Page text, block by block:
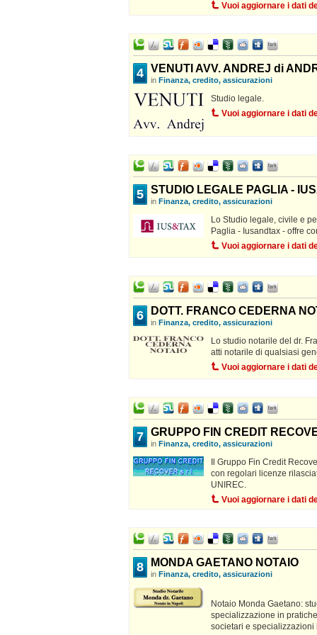
Vuoi aggiornare i dati
4 VENUTI AVV. ANDREJ di
in Finanza, credito, assicurazioni
Studio legale.
Vuoi aggiornare i dati
5 STUDIO LEGALE PAGLIA -
in Finanza, credito, assicurazioni
Lo Studio legale, civile e
Paglia - Iusandtax - offre
Vuoi aggiornare i dati
6 DOTT. FRANCO CEDERNA
in Finanza, credito, assicurazioni
Lo studio notarile del dr.
atti notarile di qualsiasi
Vuoi aggiornare i dati
7 GRUPPO FIN CREDIT
in Finanza, credito, assicurazioni
Il Gruppo Fin Credit
con regolari licenze
UNIREC.
Vuoi aggiornare i dati
8 MONDA GAETANO NOTAIO
in Finanza, credito, assicurazioni
Notaio Monda Gaetano:
specializzazione in
societari e specializzazioni